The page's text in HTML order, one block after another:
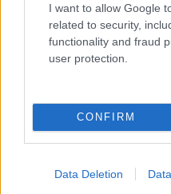
I want to allow Google
related to security,
functionality and fraud
user protection.
CONFIRM
Data Deletion
9 Αυγούστου 1823 :
Τουρκαλβανούς ο Μάρκος
ΔΙΕΘΝΗ
λίγο μια σύγκρουση στον
απογείωσης στο
ΑΜΥΝΑ
Ελληνικά ελικόπτερα